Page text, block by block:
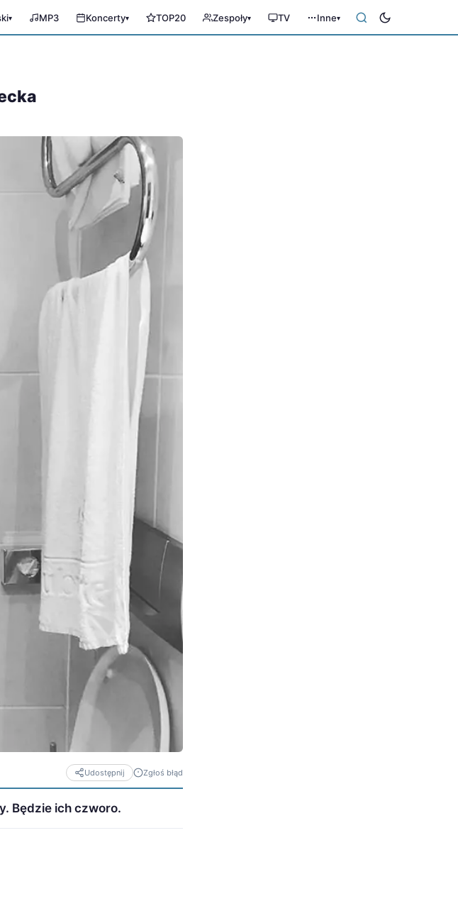
▾ MP3 Koncerty▾ TOP20 Zespoły▾ TV Inne▾
Udostępnij Zgłoś błąd
Będzie ich czworo.